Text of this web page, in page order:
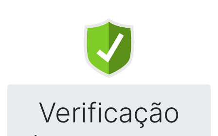
Verificação